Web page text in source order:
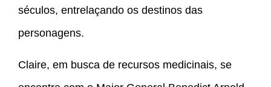
séculos, entrelaçando os destinos das
personagens.
Claire, em busca de recursos medicinais, se